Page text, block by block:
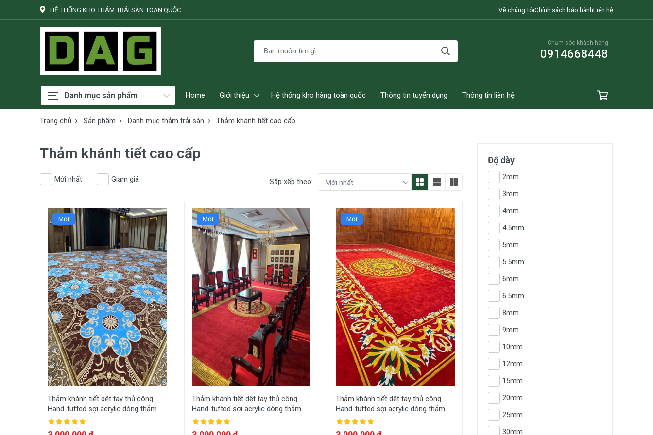
HỆ THỐNG KHO THẢM TRẢI SÀN TOÀN QUỐC Về chúng tôiChính sách bảo hànhLiên hệ
Chăm sóc khách hàng
0914668448
Danh mục sản phẩm Home Giới thiệu Hệ thống kho hàng toàn quốc Thông tin tuyển dụng Thông tin liên hệ
Trang chủ Sản phẩm Danh mục thảm trải sàn Thảm khánh tiết cao cấp
Thảm khánh tiết cao cấp
Mới nhất Giảm giá Sắp xếp theo:
Mới
Thảm khánh tiết dệt tay thủ công
Hand-tufted sợi acrylic dòng thảm
sang trọng dệt theo yêu cầu HT-
A010
Mới
Thảm khánh tiết dệt tay thủ công
Hand-tufted sợi acrylic dòng thảm
sang trọng dệt theo yêu cầu HT-
A003
Mới
Thảm khánh tiết dệt tay thủ công
Hand-tufted sợi acrylic dòng thảm
sang trọng dệt theo yêu cầu HT-
A001
Độ dày
2mm
3mm
4mm
4.5mm
5mm
5.5mm
6mm
6.5mm
8mm
9mm
10mm
12mm
15mm
20mm
25mm
30mm